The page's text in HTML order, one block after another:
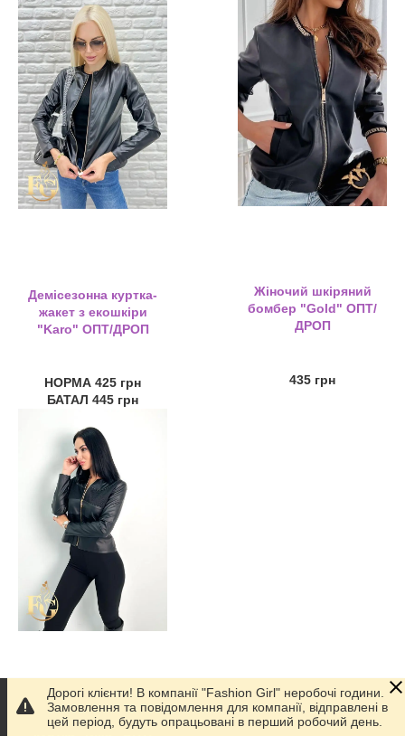
Демісезонна куртка-
жакет з екошкіри
"Karo" ОПТ/ДРОП
НОРМА 425 грн
БАТАЛ 445 грн
Жіночий шкіряний
бомбер "Gold" ОПТ/
ДРОП
435 грн
Жіноча шкіряна
Дорогі клієнти! В компанії "Fashion Girl" неробочі години.
Замовлення та повідомлення для компанії, відправлені в
цей період, будуть опрацьовані в перший робочий день.